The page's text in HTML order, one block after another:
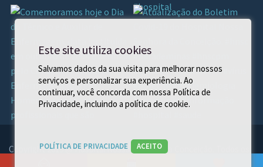
Este site utiliza cookies
Salvamos dados da sua visita para melhorar nossos
serviços e personalizar sua experiência. Ao
continuar, você concorda com nossa Política de
Privacidade, incluindo a política de cookie.
POLÍTICA DE PRIVACIDADE ACEITO
Copyright 2019 @ Hospital Nossa Senhora da Conceição. Todos os